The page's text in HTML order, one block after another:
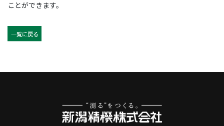
ことができます。
一覧に戻る